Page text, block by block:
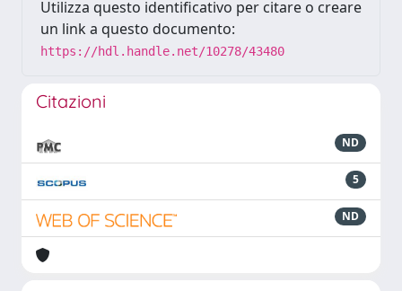
Utilizza questo identificativo per citare o creare
un link a questo documento:
https://hdl.handle.net/10278/43480
Citazioni
ND
5
ND